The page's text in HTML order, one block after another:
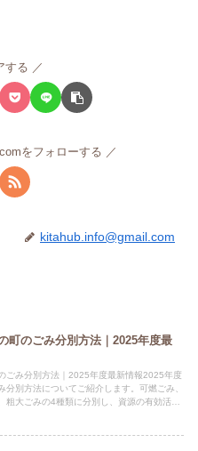
する
をフォローする
kitahub.info@gmail.com
町のごみ分別方法｜2025年度最
ごみ分別方法｜2025年度最新情報2025年度
分別方法についてご紹介します。可燃ごみ、
粗大ごみの4種類に分別し、資源の有効活用